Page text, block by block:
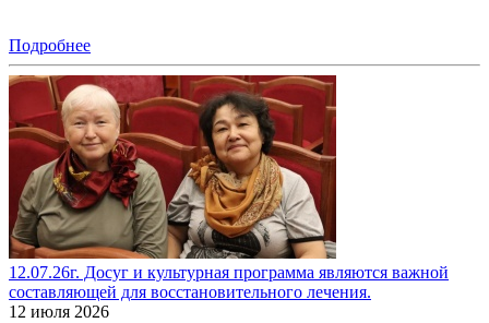
Подробнее
12.07.26г. Досуг и культурная программа являются важной
составляющей для восстановительного лечения.
12 июля 2026